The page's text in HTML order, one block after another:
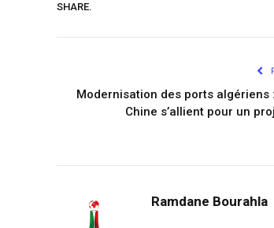
SHARE.
Modernisation des ports algériens
Chine s’allient pour un
Ramdane Bourahla